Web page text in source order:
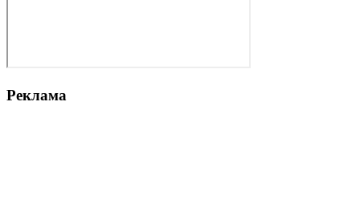
Реклама